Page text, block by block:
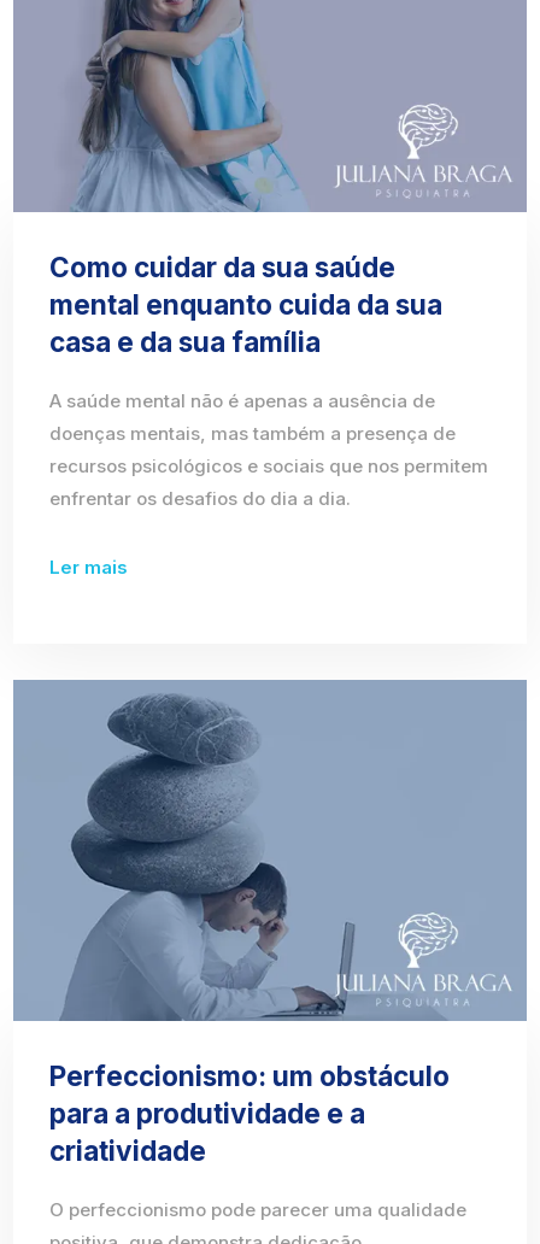
Como cuidar da sua saúde
mental enquanto cuida da sua
casa e da sua família
A saúde mental não é apenas a ausência de
doenças mentais, mas também a presença de
recursos psicológicos e sociais que nos permitem
enfrentar os desafios do dia a dia.
Ler mais
Perfeccionismo: um obstáculo
para a produtividade e a
criatividade
O perfeccionismo pode parecer uma qualidade